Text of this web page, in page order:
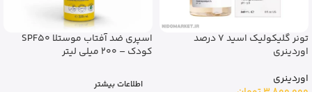
پودر نیاسینامید اوردینری ضدجوش
20 گرم
اوردینری
آبرسان و مرطوب کننده نوتروژینا
مدل soothing clear
نوتروژینا